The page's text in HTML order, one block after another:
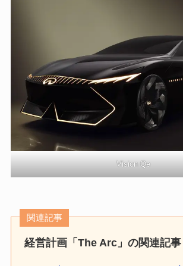
Vision Qe
関連記事
経営計画「The Arc」の関連記事